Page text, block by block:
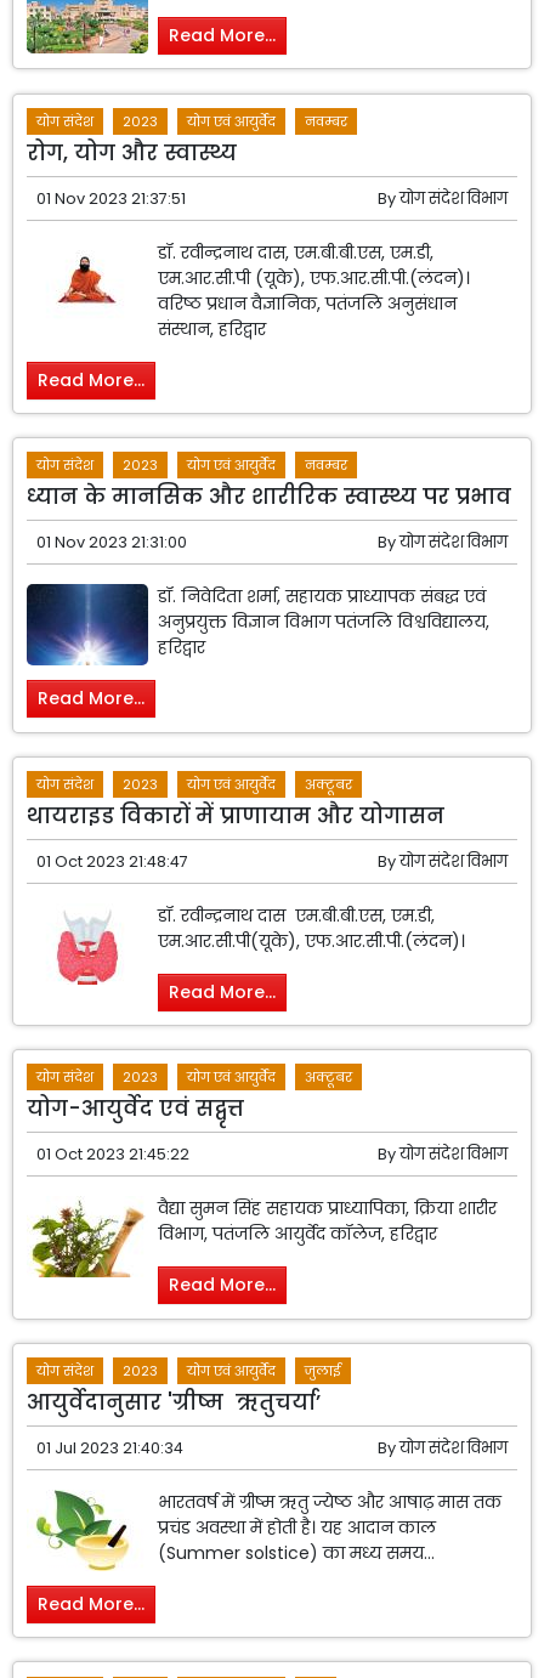
Read More...
योग संदेश 2023 योग एवं आयुर्वेद नवम्बर
रोग, योग और स्वास्थ्य
01 Nov 2023 21:37:51 Byयोग संदेश विभाग
डॉ. रवीन्द्रनाथ दास, एम.बी.बी.एस, एम.डी,
एम.आर.सी.पी (यूके), एफ.आर.सी.पी.(लंदन)।
वरिष्ठ प्रधान वैज्ञानिक, पतंजलि अनुसंधान
संस्थान, हरिद्वार
Read More...
योग संदेश 2023 योग एवं आयुर्वेद नवम्बर
ध्यान के मानसिक और शारीरिक स्वास्थ्य पर प्रभाव
01 Nov 2023 21:31:00 Byयोग संदेश विभाग
डॉ. निवेदिता शर्मा, सहायक प्राध्यापक संबद्ध एवं
अनुप्रयुक्त विज्ञान विभाग पतंजलि विश्वविद्यालय,
हरिद्वार
Read More...
योग संदेश 2023 योग एवं आयुर्वेद अक्टूबर
थायराइड विकारों में प्राणायाम और योगासन
01 Oct 2023 21:48:47 Byयोग संदेश विभाग
डॉ. रवीन्द्रनाथ दास एम.बी.बी.एस, एम.डी,
एम.आर.सी.पी(यूके), एफ.आर.सी.पी.(लंदन)।
Read More...
योग संदेश 2023 योग एवं आयुर्वेद अक्टूबर
योग-आयुर्वेद एवं सद्वृत्त
01 Oct 2023 21:45:22 Byयोग संदेश विभाग
वैद्या सुमन सिंह सहायक प्राध्यापिका, क्रिया शारीर
विभाग, पतंजलि आयुर्वेद कॉलेज, हरिद्वार
Read More...
योग संदेश 2023 योग एवं आयुर्वेद जुलाई
आयुर्वेदानुसार 'ग्रीष्म ऋतुचर्या’
01 Jul 2023 21:40:34 Byयोग संदेश विभाग
भारतवर्ष में ग्रीष्म ऋतु ज्येष्ठ और आषाढ़ मास तक
प्रचंड अवस्था में होती है। यह आदान काल
(Summer solstice) का मध्य समय...
Read More...